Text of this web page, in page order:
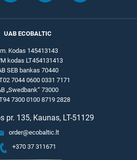
UAB ECOBALTIC
Kodas 145413143
kodas LT454131413
SEB bankas 70440
7044 0600 0331 7171
„Swedbank“ 73000
7300 0100 8719 2828
pr. 135, Kaunas, LT-51129
order@ecobaltic.lt
+370 37 311671